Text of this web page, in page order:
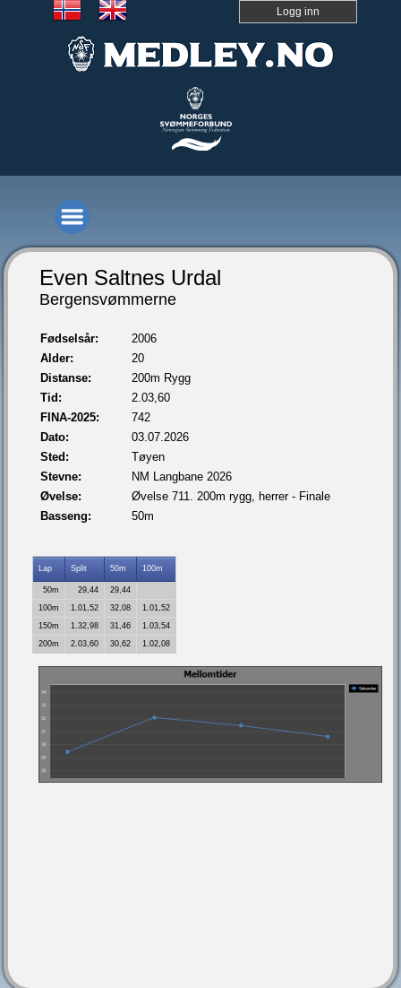
Logg inn
Even Saltnes Urdal
Bergensvømmerne
Fødselsår:
2006
Alder:
20
Distanse:
200m Rygg
Tid:
2.03,60
FINA-2025:
742
Dato:
03.07.2026
Sted:
Tøyen
Stevne:
NM Langbane 2026
Øvelse:
Øvelse 711. 200m rygg, herrer - Finale
Basseng:
50m
Lap Split 50m 100m
50m 29,44
29,44
100m
1.01,52 32,08
1.01,52
150m
1.32,98 31,46
1.03,54
200m
2.03,60 30,62 1.02,08